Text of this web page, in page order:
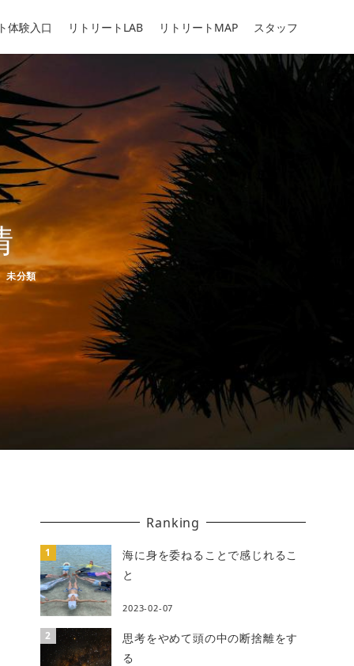
体験入口 リトリートLAB リトリートMAP スタッフ
ゴリー
未分類
Ranking
海に身を委ねることで感じれるこ
と
2023-02-07
思考をやめて頭の中の断捨離をす
る